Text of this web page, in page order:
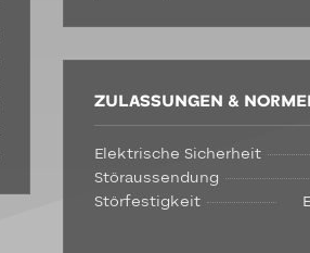
ZULASSUNGEN &
Elektrische Sicherheit
Störaussendung
Störfestigkeit